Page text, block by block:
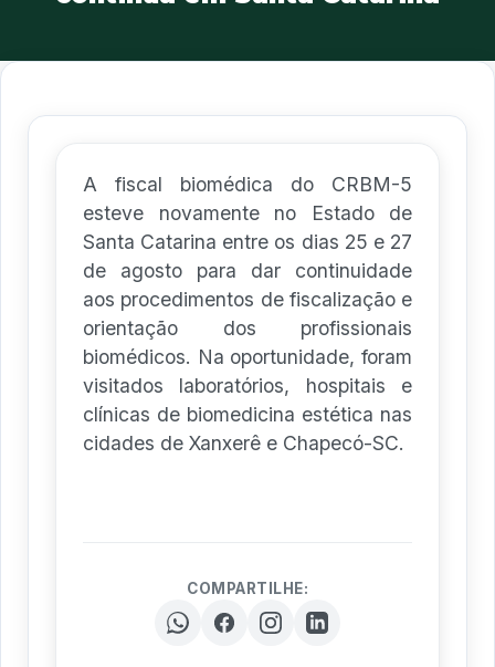
A fiscal biomédica do CRBM-5
esteve novamente no Estado de
Santa Catarina entre os dias 25 e 27
de agosto para dar continuidade
aos procedimentos de fiscalização e
orientação dos profissionais
biomédicos. Na oportunidade, foram
visitados laboratórios, hospitais e
clínicas de biomedicina estética nas
cidades de Xanxerê e Chapecó-SC.
COMPARTILHE: